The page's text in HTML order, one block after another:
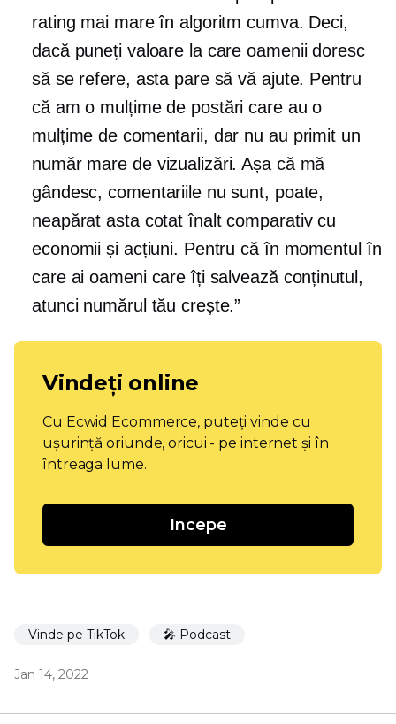
rating mai mare în algoritm cumva. Deci,
dacă puneți valoare la care oamenii doresc
să se refere, asta pare să vă ajute. Pentru
că am o mulțime de postări care au o
mulțime de comentarii, dar nu au primit un
număr mare de vizualizări. Așa că mă
gândesc, comentariile nu sunt, poate,
neapărat asta cotat înaltcomparativ cu
economii și acțiuni. Pentru că în momentul în
care ai oameni care îți salvează conținutul,
atunci numărul tău crește.”
Vindeți online
Cu Ecwid Ecommerce, puteți vinde cu
ușurință oriunde, oricui - pe internet și în
întreaga lume.
Incepe
Vinde pe TikTok 🎤 Podcast
Jan 14, 2022